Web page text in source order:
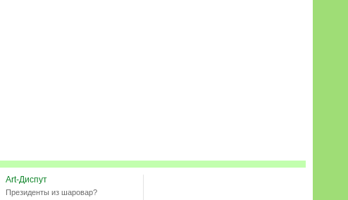
Art-Диспут
Президенты из шаровар?